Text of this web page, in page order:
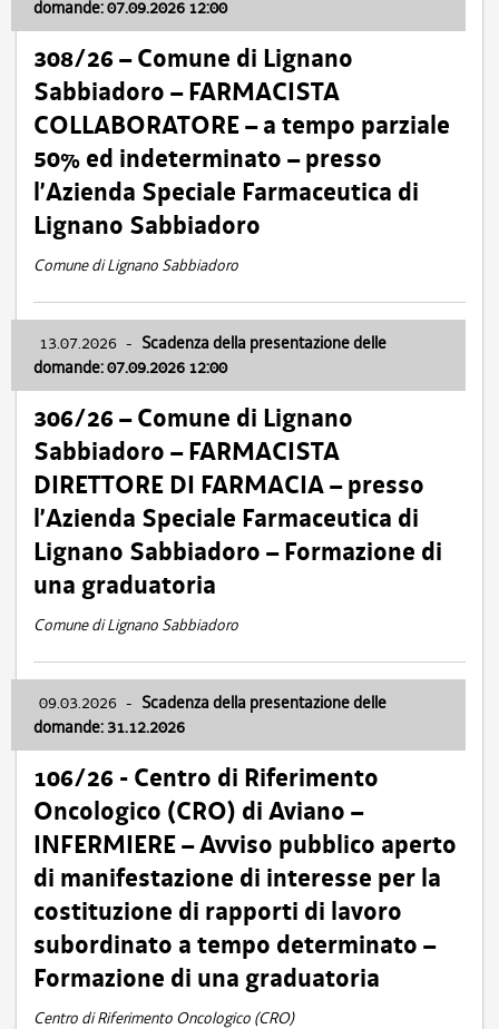
domande: 07.09.2026 12:00
308/26 – Comune di Lignano
Sabbiadoro – FARMACISTA
COLLABORATORE – a tempo parziale
50% ed indeterminato – presso
l’Azienda Speciale Farmaceutica di
Lignano Sabbiadoro
Comune di Lignano Sabbiadoro
13.07.2026 - Scadenza della presentazione delle
domande: 07.09.2026 12:00
306/26 – Comune di Lignano
Sabbiadoro – FARMACISTA
DIRETTORE DI FARMACIA – presso
l’Azienda Speciale Farmaceutica di
Lignano Sabbiadoro – Formazione di
una graduatoria
Comune di Lignano Sabbiadoro
09.03.2026 - Scadenza della presentazione delle
domande: 31.12.2026
106/26 - Centro di Riferimento
Oncologico (CRO) di Aviano –
INFERMIERE – Avviso pubblico aperto
di manifestazione di interesse per la
costituzione di rapporti di lavoro
subordinato a tempo determinato –
Formazione di una graduatoria
Centro di Riferimento Oncologico (CRO)